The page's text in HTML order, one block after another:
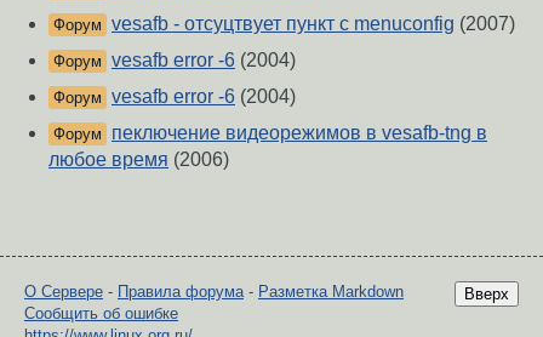
Форум vesafb - отсуцтвует пункт с menuconfig (2007)
Форум vesafb error -6 (2004)
Форум vesafb error -6 (2004)
Форум
пеключение видеорежимов в vesafb-tng в
любое время (2006)
Вверх
О Сервере - Правила форума- Разметка Markdown
Сообщить об ошибке